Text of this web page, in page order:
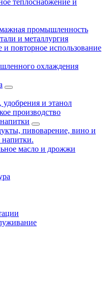
теплоснабжение и
промышленность
и металлургия
и повторное использование
охлаждения
удобрения и этанол
производство
пивоварение, вино и
напитки.
масло и дрожжи